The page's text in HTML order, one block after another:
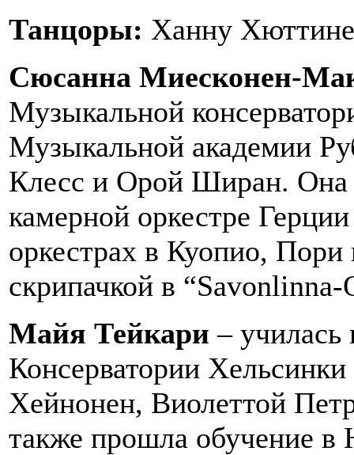
Танцоры: Ханну
Сюсанна Миесконен-
Музыкальной
Музыкальной академии
Клесс и Орой Ширан. Она
камерной оркестре
оркестрах в Куопио,
скрипачкой в “Savonlinna-
Майя Тейкари –
Консерватории
Хейнонен, Виолеттой
также прошла обучение в